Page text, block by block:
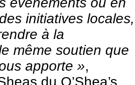
initiatives locales,
à la
même soutien que
apporte »,
du O’Shea’s